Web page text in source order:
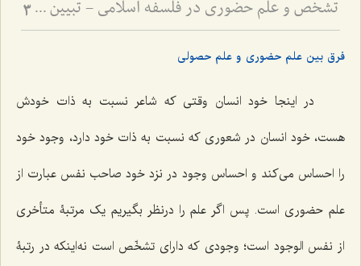
تشخص و علم حضوری در فلسفه اسلامی - تبیین جایگاه علم حضوری در احاطه بر هستی 3
فرق بین علم حضوری و علم حصولی
در اینجا خود انسان وقتی که شاعر نسبت به ذات خودش
هست، خود انسان در شعوری که نسبت به ذات خود دارد، وجود خود
را احساس می‌کند و احساس وجود در نزد خود صاحب نفس عبارت از
علم حضوری است. پس اگر علم را درنظر بگیریم یک مرتبۀ متأخری
از نفس الوجود است؛ وجودی که دارای تشخّص است نه‌اینکه در رتبۀ